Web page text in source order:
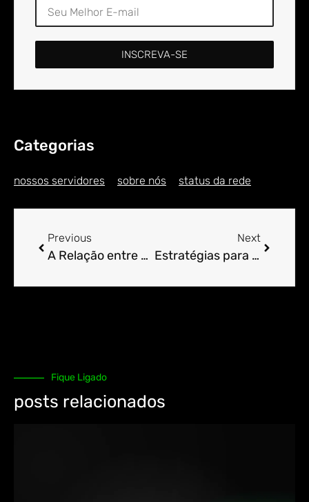
INSCREVA-SE
Categorias
nossos servidores sobre nós status da rede
Previous
A Relação entre o cPanel e o Uso Eficiente de Recursos.
Next
Estratégias para Acelerar Seu Site Através do cPanel.
Fique Ligado
posts relacionados